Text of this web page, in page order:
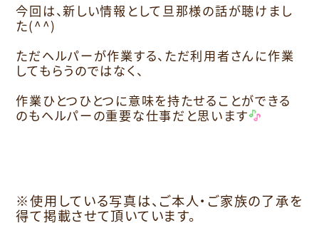
今回は、新しい情報として旦那様の話が聴けまし
た(^^)
ただヘルパーが作業する、ただ利用者さんに作業
してもらうのではなく、
作業ひとつひとつに意味を持たせることができる
のもヘルパーの重要な仕事だと思います
※使用している写真は、ご本人・ご家族の了承を
得て掲載させて頂いています。